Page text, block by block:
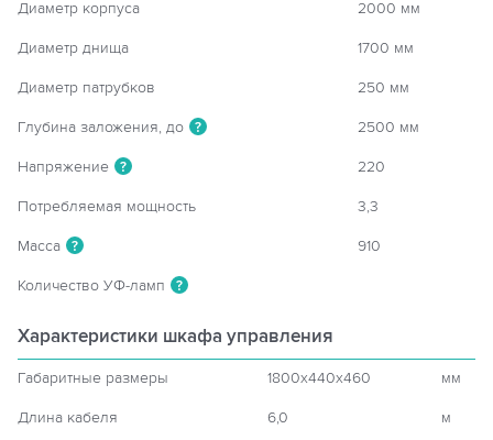
Диаметр корпуса 2000 мм
Диаметр днища 1700 мм
Диаметр патрубков 250 мм
Глубина заложения, до ? 2500 мм
Напряжение ? 220
Потребляемая мощность 3,3
Масса ? 910
Количество УФ-ламп ?
Характеристики шкафа управления
Габаритные размеры 1800x440x460 мм
Длина кабеля 6,0 м